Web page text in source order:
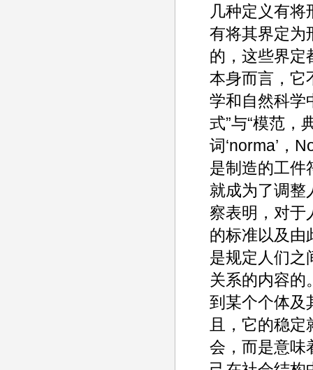
几种定义有
有将其界定为
的，这些界定
本身而言，它
学和自然科学
式”与“模范，
词‘norma’，
是制造的工件
就成为了调整
察表明，对于
的标准以及由
是规定人们之
关系的内容的
到某个个体及
且，它的稳
会，而是意味